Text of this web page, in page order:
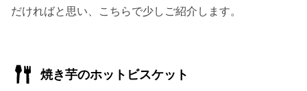
だければと思い、こちらで少しご紹介します。
焼き芋のホットビスケット